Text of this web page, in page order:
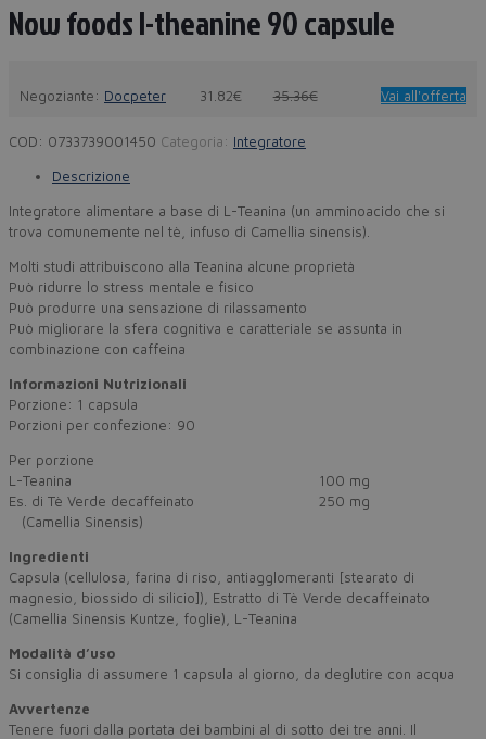
Now foods l-theanine 90 capsule
Negoziante: Docpeter 35.36€
31.82€ Vai all'offerta
COD: 0733739001450 Categoria: Integratore
Descrizione
Integratore alimentare a base di L-Teanina (un amminoacido che si
trova comunemente nel tè, infuso di Camellia sinensis).
Molti studi attribuiscono alla Teanina alcune proprietà
Può ridurre lo stress mentale e fisico
Può produrre una sensazione di rilassamento
Può migliorare la sfera cognitiva e caratteriale se assunta in
combinazione con caffeina
Informazioni Nutrizionali
Porzione: 1 capsula
Porzioni per confezione: 90
Per porzione
L-Teanina
100 mg
Es. di Tè Verde decaffeinato
250 mg
(Camellia Sinensis)
Ingredienti
Capsula (cellulosa, farina di riso, antiagglomeranti [stearato di
magnesio, biossido di silicio]), Estratto di Tè Verde decaffeinato
(Camellia Sinensis Kuntze, foglie), L-Teanina
Modalità d’uso
Si consiglia di assumere 1 capsula al giorno, da deglutire con acqua
Avvertenze
Tenere fuori dalla portata dei bambini al di sotto dei tre anni. Il